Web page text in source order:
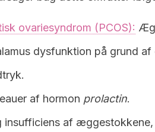
ovariesyndrom (PCOS):
dysfunktion på grund
af hormon prolactin.
insufficiens af